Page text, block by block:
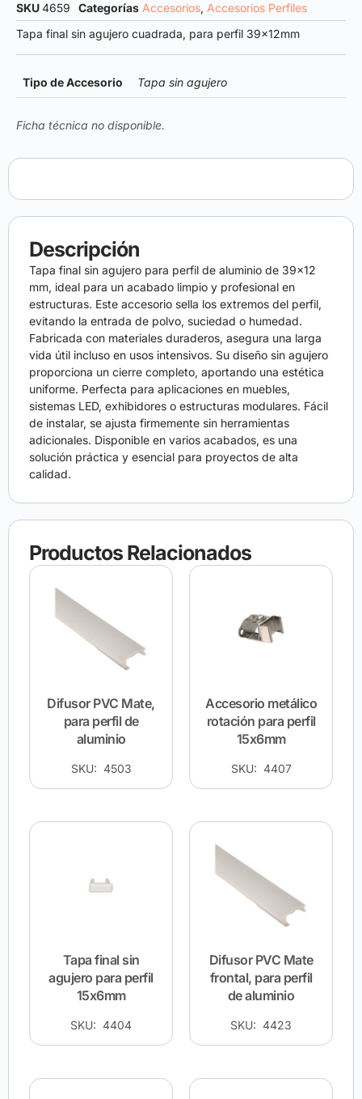
SKU4659 Categorías Accesorios, Accesorios Perfiles
Tapa final sin agujero cuadrada, para perfil 39x12mm
Tipo de Accesorio Tapa sin agujero
Ficha técnica no disponible.
Descripción
Tapa final sin agujero para perfil de aluminio de 39×12
mm, ideal para un acabado limpio y profesional en
estructuras. Este accesorio sella los extremos del perfil,
evitando la entrada de polvo, suciedad o humedad.
Fabricada con materiales duraderos, asegura una larga
vida útil incluso en usos intensivos. Su diseño sin agujero
proporciona un cierre completo, aportando una estética
uniforme. Perfecta para aplicaciones en muebles,
sistemas LED, exhibidores o estructuras modulares. Fácil
de instalar, se ajusta firmemente sin herramientas
adicionales. Disponible en varios acabados, es una
solución práctica y esencial para proyectos de alta
calidad.
Productos Relacionados
Difusor PVC Mate,
para perfil de
aluminio
SKU: 4503
Accesorio metálico
rotación para perfil
15x6mm
SKU: 4407
Tapa final sin
agujero para perfil
15x6mm
SKU: 4404
Difusor PVC Mate
frontal, para perfil
de aluminio
SKU: 4423